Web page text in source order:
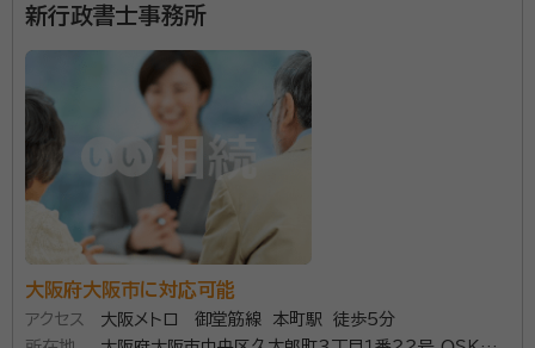
新行政書士事務所
大阪府大阪市に対応可能
アクセス
大阪メトロ 御堂筋線 本町駅 徒歩5分